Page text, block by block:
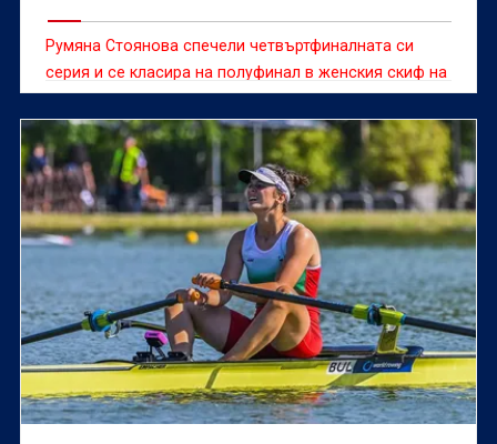
Румяна Стоянова спечели четвъртфиналната си
серия и се класира на полуфинал в женския скиф на
Световното първенство по гребане до 19 г. в
Пловдив.